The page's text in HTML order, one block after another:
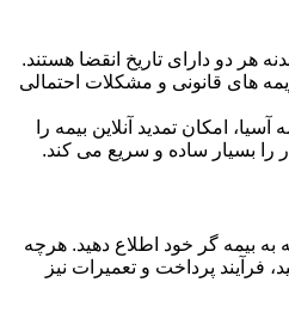
هر دو دارای تاریخ انقضا هستند.
های قانونی و مشکلات احتمالی
امکان تمدید آنلاین بیمه را
را بسیار ساده و سریع می کند.
به بیمه گر خود اطلاع دهید. هرچه
پرداخت و تعمیرات نیز